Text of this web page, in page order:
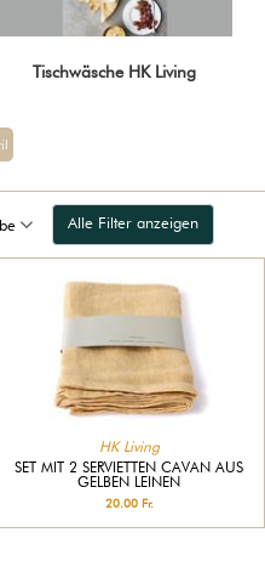
Tischwäsche HK Living
Alle Filter anzeigen
HK Living
SET MIT 2 SERVIETTEN CAVAN AUS
GELBEN LEINEN
20.00 Fr.